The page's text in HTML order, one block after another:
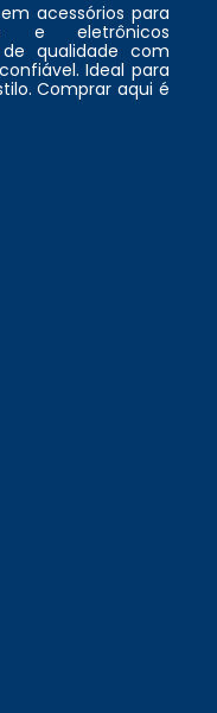
acessórios para
e eletrônicos
qualidade com
Ideal para
Comprar aqui é